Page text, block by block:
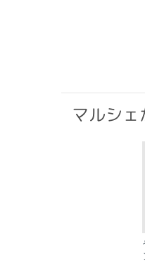
マルシ